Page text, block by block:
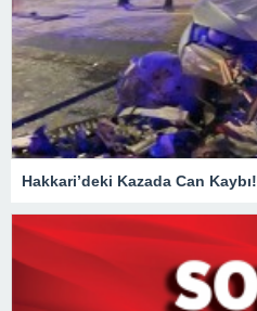
Hakkari’deki Kazada Can Kaybı!